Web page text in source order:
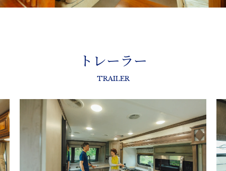
トレーラー
TRAILER